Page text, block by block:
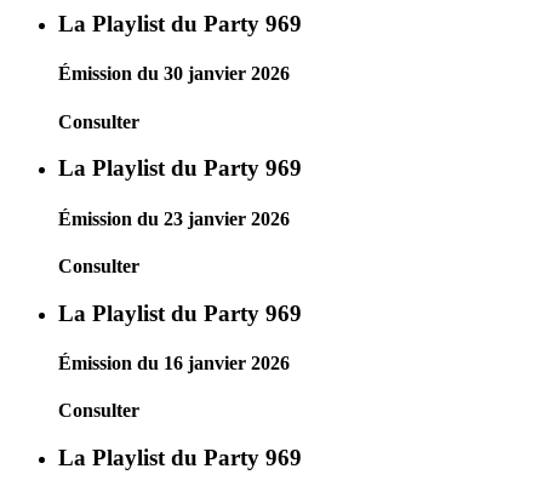
La Playlist du Party 969
Émission du 30 janvier 2026
Consulter
La Playlist du Party 969
Émission du 23 janvier 2026
Consulter
La Playlist du Party 969
Émission du 16 janvier 2026
Consulter
La Playlist du Party 969